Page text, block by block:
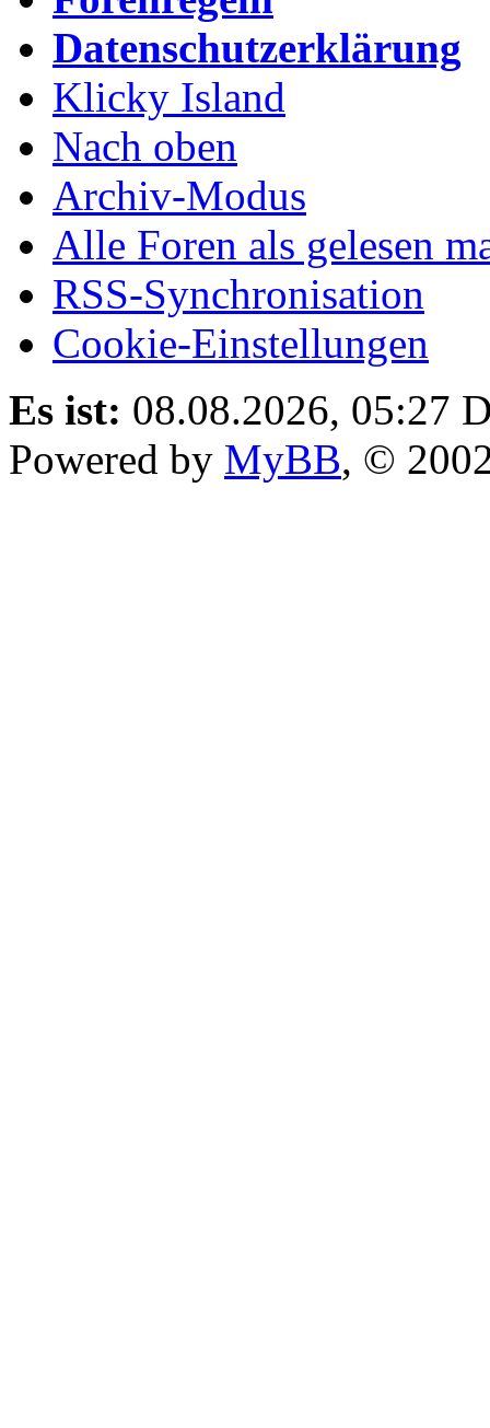
Datenschutzerklärung
Klicky Island
Nach oben
Archiv-Modus
Alle Foren als gelesen
RSS-Synchronisation
Cookie-Einstellungen
Es ist: 08.08.2026, 05:27
Powered by MyBB, ©